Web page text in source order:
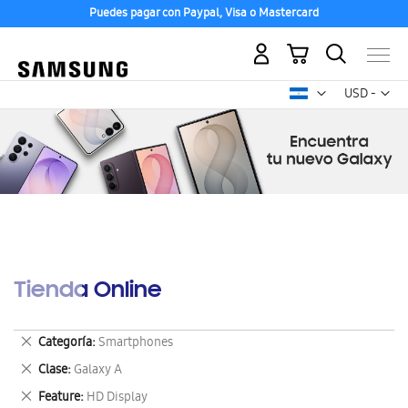
Puedes pagar con Paypal, Visa o Mastercard
USD -
dólar
Mi carrito
Tienda Online
Categoría Smartphones
Eliminar
este
artículo
Clase Galaxy A
Eliminar
este
Feature HD Display
Eliminar